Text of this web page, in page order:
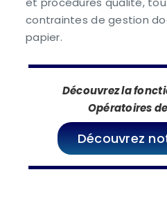
contraintes de gestion
papier.
Découvrez la
Opératoires
Découvrez